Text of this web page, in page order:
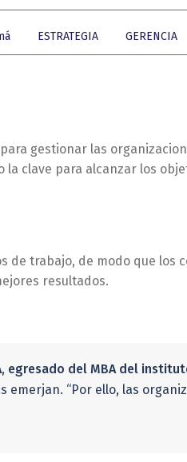
ESTRATEGIA GERENCIA
gestionar las
clave para alcanzar los
de trabajo, de modo que
resultados.
egresado del MBA del
emerjan. “Por ello, las